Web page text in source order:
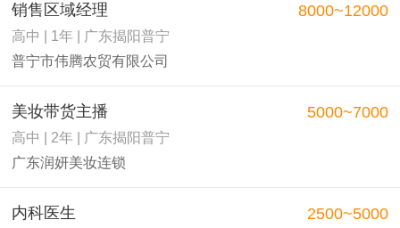
销售区域经理
高中 | 1年 | 广东揭阳普宁
普宁市伟腾农贸有限公司
8000~12000
美妆带货主播
高中 | 2年 | 广东揭阳普宁
广东润妍美妆连锁
5000~7000
内科医生 2500~5000